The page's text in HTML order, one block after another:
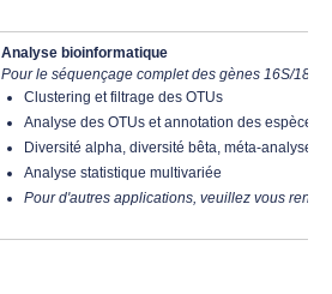
Analyse bioinformatique
Pour le séquençage complet des gènes 16S/18S/
Clustering et filtrage des OTUs
Analyse des OTUs et annotation des espèces
Diversité alpha, diversité bêta, méta-analyse
Analyse statistique multivariée
Pour d'autres applications, veuillez vous